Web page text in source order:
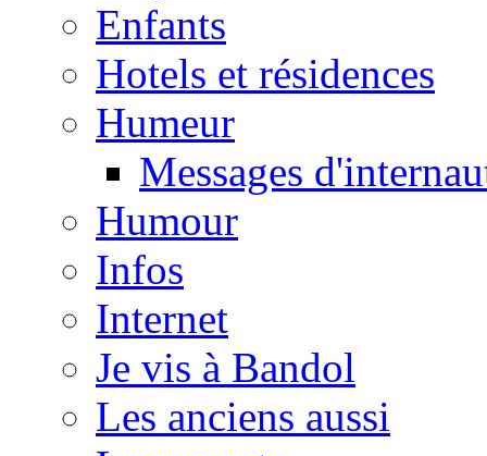
Enfants
Hotels et résidences
Humeur
Messages
Humour
Infos
Internet
Je vis à Bandol
Les anciens aussi